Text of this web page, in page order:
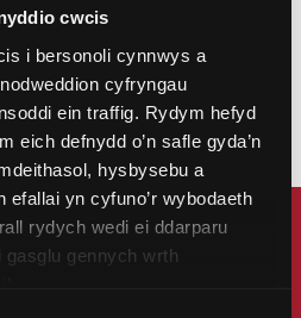
cwcis
i bersonoli cynnwys a
cyfryngau
ein traffig. Rydym hefyd
eich defnydd o’n safle gyda’n
hysbysebu a
efallai yn cyfuno’r wybodaeth
rydych wedi ei ddarparu
gennych wrth
addysgu ac ymchwil
technolegau
reoli, fel Rheolwyr
(“PLC”) ac offer robotig.